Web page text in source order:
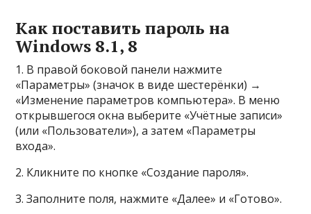
Как поставить пароль на
Windows 8.1, 8
1. В правой боковой панели нажмите
«Параметры» (значок в виде шестерёнки) →
«Изменение параметров компьютера». В меню
открывшегося окна выберите «Учётные записи»
(или «Пользователи»), а затем «Параметры
входа».
2. Кликните по кнопке «Создание пароля».
3. Заполните поля, нажмите «Далее» и «Готово».